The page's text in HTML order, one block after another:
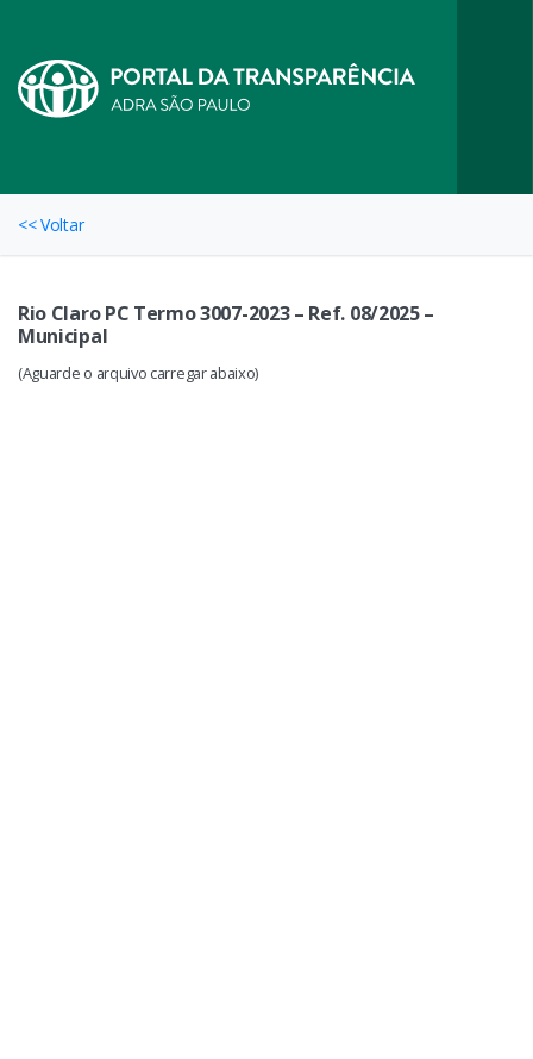
<< Voltar
Rio Claro PC Termo 3007-2023 – Ref. 08/2025 –
Municipal
(Aguarde o arquivo carregar abaixo)